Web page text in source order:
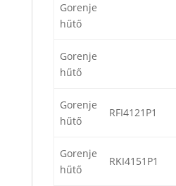
Gorenje
hűtő
Gorenje
hűtő
Gorenje
hűtő
RFI4121P1
Gorenje
hűtő
RKI4151P1